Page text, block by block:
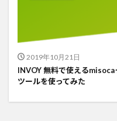
2019年10月21日
INVOY 無料で使える
ツールを使ってみた